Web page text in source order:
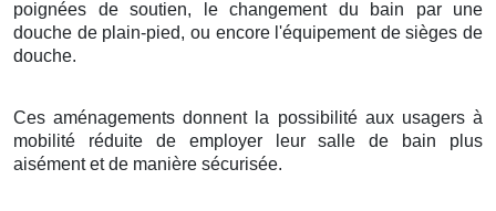
poignées de soutien, le changement du bain par une
douche de plain-pied, ou encore l'équipement de sièges de
douche.
Ces aménagements donnent la possibilité aux usagers à
mobilité réduite de employer leur salle de bain plus
aisément et de manière sécurisée.